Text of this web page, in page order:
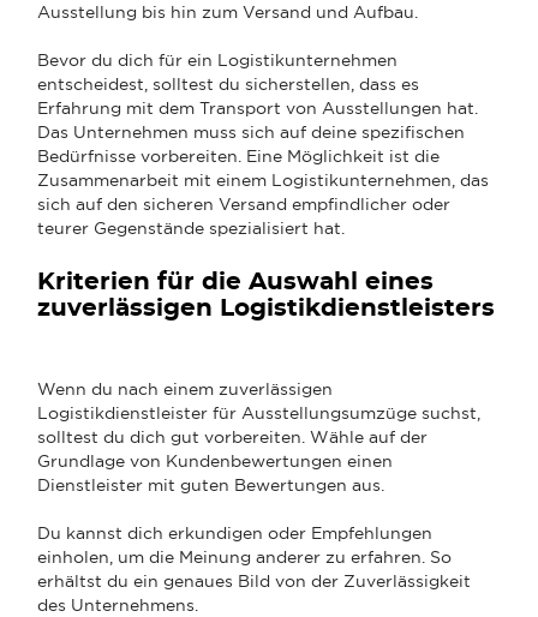
Ausstellung bis hin zum Versand und Aufbau.
Bevor du dich für ein Logistikunternehmen
entscheidest, solltest du sicherstellen, dass es
Erfahrung mit dem Transport von Ausstellungen hat.
Das Unternehmen muss sich auf deine spezifischen
Bedürfnisse vorbereiten. Eine Möglichkeit ist die
Zusammenarbeit mit einem Logistikunternehmen, das
sich auf den sicheren Versand empfindlicher oder
teurer Gegenstände spezialisiert hat.
Kriterien für die Auswahl eines
zuverlässigen Logistikdienstleisters
Wenn du nach einem zuverlässigen
Logistikdienstleister für Ausstellungsumzüge suchst,
solltest du dich gut vorbereiten. Wähle auf der
Grundlage von Kundenbewertungen einen
Dienstleister mit guten Bewertungen aus.
Du kannst dich erkundigen oder Empfehlungen
einholen, um die Meinung anderer zu erfahren. So
erhältst du ein genaues Bild von der Zuverlässigkeit
des Unternehmens.